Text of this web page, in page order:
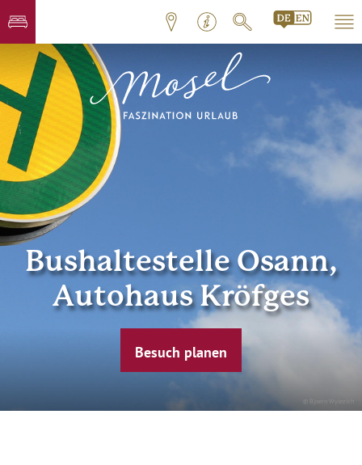
© Bjoern Wylezich
Bushaltestelle Osann,
Autohaus Kröfges
Besuch planen